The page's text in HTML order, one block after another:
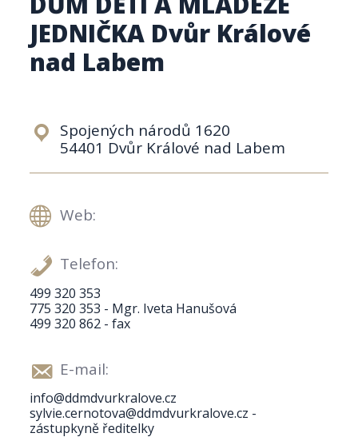
JEDNIČKA Dvůr Králové
nad Labem
Spojených národů 1620
54401 Dvůr Králové nad Labem
Web:
Telefon:
499 320 353
775 320 353 - Mgr. Iveta Hanušová
499 320 862 - fax
E-mail:
info@ddmdvurkralove.cz
sylvie.cernotova@ddmdvurkralove.cz -
zástupkyně ředitelky